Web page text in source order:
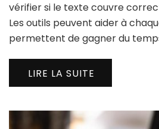
vérifier si le texte couvre
Les outils peuvent aider à
permettent de gagner du
LIRE LA SUITE